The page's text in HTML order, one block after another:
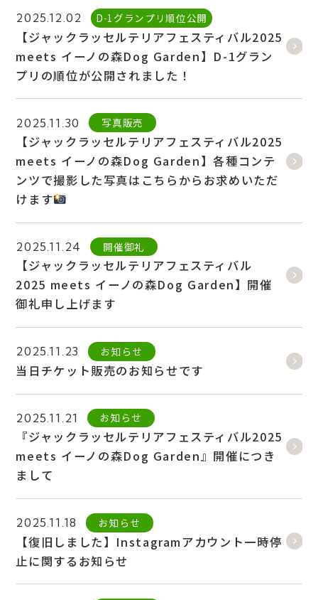
2025.12.02 D-1グランプリ順位公開
【ジャックラッセルテリアフェスティバル2025
meets イーノの森Dog Garden】D-1グラン
プリの順位が公開されました！
2025.11.30 写真販売
【ジャックラッセルテリアフェスティバル2025
meets イーノの森Dog Garden】各種コンテ
ンツで撮影した写真はこちらからお求めいただ
けます
2025.11.24 開催御礼
【ジャックラッセルテリアフェスティバル
2025 meets イーノの森Dog Garden】開催
御礼申し上げます
2025.11.23 お知らせ
当日チケット販売のお知らせです
2025.11.21 お知らせ
『ジャックラッセルテリアフェスティバル2025
meets イーノの森Dog Garden』開催につき
まして
2025.11.18 お知らせ
【復旧しました】Instagramアカウント一時停
止に関するお知らせ